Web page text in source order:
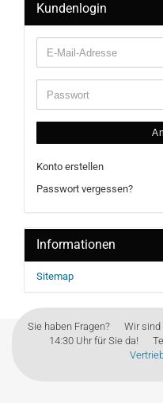
Kundenlogin
Konto erstellen
Passwort vergessen?
Informationen
Sitemap
Sie haben Fragen? Wir sind
14:30 Uhr für Sie da!